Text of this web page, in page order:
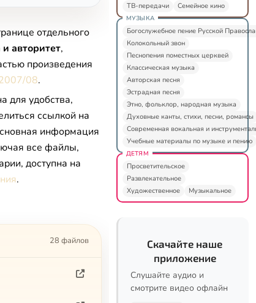
отдельного
авторитет,
произведения
08.
для удобства,
ссылкой на
информация
все файлы,
доступна на
.
28 файлов
ТВ-передачи
Семейное кино
МУЗЫКА
Богослужебное пение Русской
Колокольный звон
Песнопения поместных церквей
Классическая музыка
Авторская песня
Эстрадная песня
Этно, фольклор, народная музыка
Духовные канты, стихи, песни, романсы
Современная вокальная и
Учебные материалы по музыке и пению
ДЕТЯМ
Просветительское
Развлекательное
Художественное
Музыкальное
Скачайте наше
приложение
Слушайте аудио и
смотрите видео офлайн